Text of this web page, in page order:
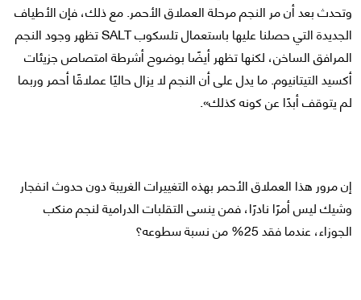
وتحدث بعد أن مر النجم مرحلة العملاق الأحمر. مع ذلك، فإن الأطياف
الجديدة التي حصلنا عليها باستعمال تلسكوب SALT تظهر وجود النجم
المرافق الساخن، لكنها تظهر أيضًا بوضوح أشرطة امتصاص جزيئات
أكسيد التيتانيوم. ما يدل على أن النجم لا يزال حاليًا عملاقًا أحمر وربما
لم يتوقف أبدًا عن كونه كذلك».
إن مرور هذا العملاق الأحمر بهذه التغييرات الغريبة دون حدوث انفجار
وشيك ليس أمرًا نادرًا، فمن ينسى التقلبات الدرامية لنجم منكب
الجوزاء، عندما فقد 25% من نسبة سطوعه؟